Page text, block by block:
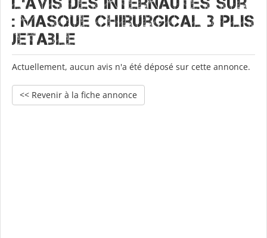
: Masque chirurgical 3 plis
jetable
Actuellement, aucun avis n'a été déposé sur cette annonce.
<< Revenir à la fiche annonce